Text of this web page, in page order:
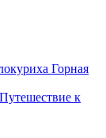
Горная
к